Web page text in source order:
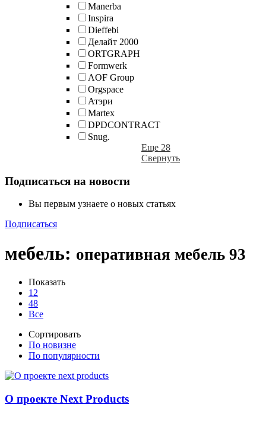
Manerba
Inspira
Dieffebi
Делайт 2000
ORTGRAPH
Formwerk
AOF Group
Orgspace
Атэри
Martex
DPDCONTRACT
Snug.
Еще 28
Свернуть
Подписаться на новости
Вы первым узнаете о новых статьях
Подписаться
мебель: оперативная мебель 93
Показать
12
48
Все
Сортировать
По новизне
По популярности
О проекте Next Products